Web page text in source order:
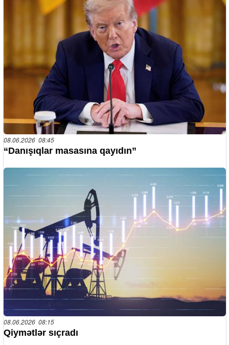
08.06.2026 08:45
“Danışıqlar masasına qayıdın”
08.06.2026 08:15
Qiymətlər sıçradı